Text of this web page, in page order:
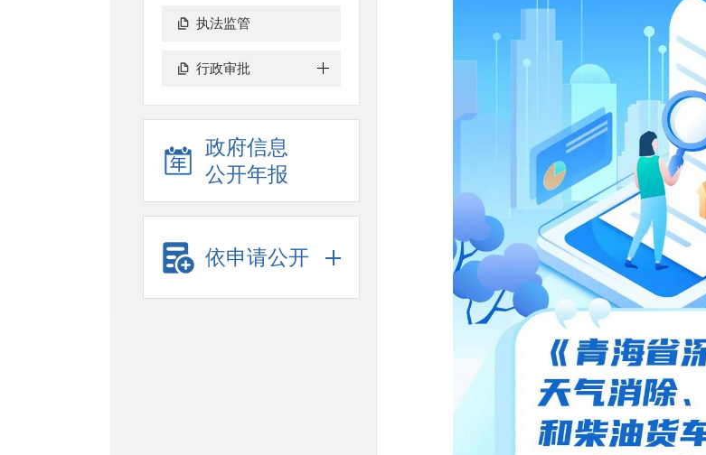
执法监管
行政审批
政府信息
公开年报
依申请公开